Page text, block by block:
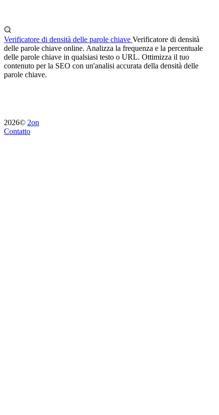
Verificatore di densità delle parole chiave Verificatore di densità
delle parole chiave online. Analizza la frequenza e la percentuale
delle parole chiave in qualsiasi testo o URL. Ottimizza il tuo
contenuto per la SEO con un'analisi accurata della densità delle
parole chiave.
2026© 2on
Contatto